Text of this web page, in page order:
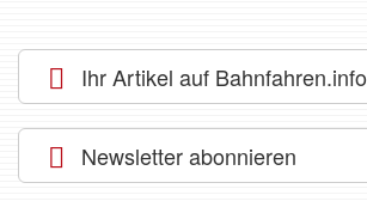
Ihr Artikel auf Bahnfahren.info
Newsletter abonnieren